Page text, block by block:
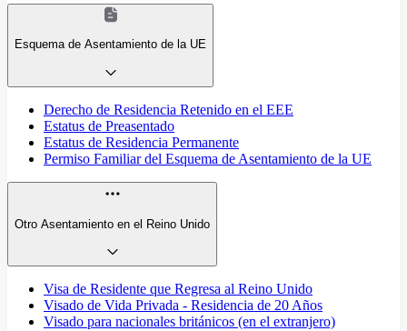
Esquema de Asentamiento de la UE
Derecho de Residencia Retenido en el EEE
Estatus de Preasentado
Estatus de Residencia Permanente
Permiso Familiar del Esquema de Asentamiento de la UE
Otro Asentamiento en el Reino Unido
Visa de Residente que Regresa al Reino Unido
Visado de Vida Privada - Residencia de 20 Años
Visado para nacionales británicos (en el extranjero)